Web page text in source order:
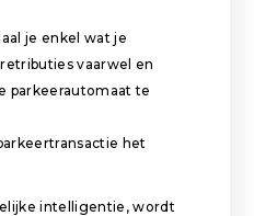
je enkel wat je
vaarwel en
parkeerautomaat te
het
intelligentie, wordt